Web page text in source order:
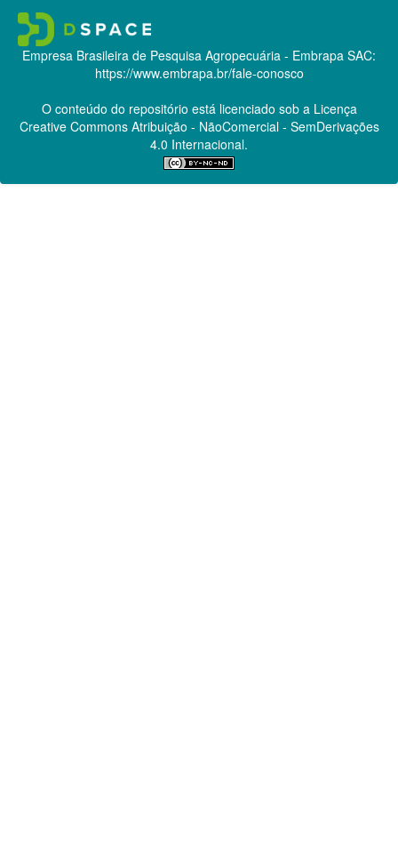
Empresa Brasileira de Pesquisa Agropecuária - Embrapa SAC:
https://www.embrapa.br/fale-conosco
O conteúdo do repositório está licenciado sob a Licença
Creative CommonsAtribuição - NãoComercial - SemDerivações
4.0 Internacional.